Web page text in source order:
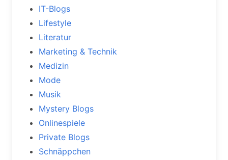
IT-Blogs
Lifestyle
Literatur
Marketing & Technik
Medizin
Mode
Musik
Mystery Blogs
Onlinespiele
Private Blogs
Schnäppchen